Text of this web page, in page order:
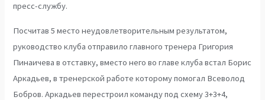
пресс-службу.
Посчитав 5 место неудовлетворительным результатом,
руководство клуба отправило главного тренера Григория
Пинаичева в отставку, вместо него во главе клуба встал Борис
Аркадьев, в тренерской работе которому помогал Всеволод
Бобров. Аркадьев перестроил команду под схему 3+3+4,